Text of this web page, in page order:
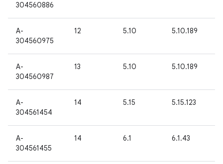
304560886
A-
304560975
12 5.10 5.10.189
A-
304560987
13 5.10 5.10.189
A-
304561454
14 5.15 5.15.123
A-
304561455
14 6.1 6.1.43